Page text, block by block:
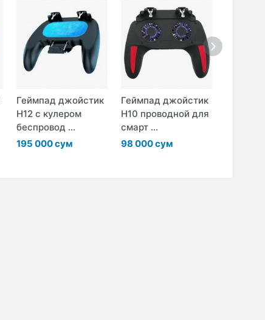
Геймпад джойстик
H12 c кулером
беспровод ...
195 000 сум
Геймпад джойстик
H10 проводной для
смарт ...
98 000 сум